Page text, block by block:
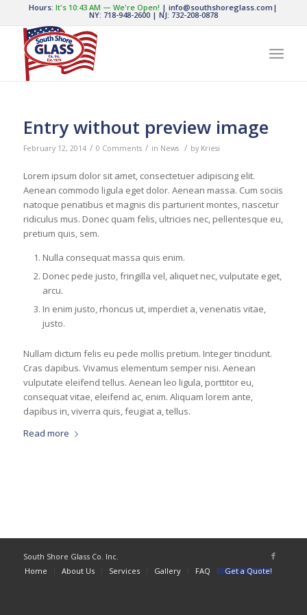
Hours:It's 10:43 AM —We're Open! |info@southshoreglass.com |
NY: 718-948-2600| NJ: 732-208-0878
Entry without preview image
February 12, 2014 / 0 Comments / in News / by Kriesi
Lorem ipsum dolor sit amet, consectetuer adipiscing elit.
Aenean commodo ligula eget dolor. Aenean massa. Cum sociis
natoque penatibus et magnis dis parturient montes, nascetur
ridiculus mus. Donec quam felis, ultricies nec, pellentesque eu,
pretium quis, sem.
Nulla consequat massa quis enim.
Donec pede justo, fringilla vel, aliquet nec, vulputate eget,
arcu.
In enim justo, rhoncus ut, imperdiet a, venenatis vitae,
justo.
Nullam dictum felis eu pede mollis pretium. Integer tincidunt.
Cras dapibus. Vivamus elementum semper nisi. Aenean
vulputate eleifend tellus. Aenean leo ligula, porttitor eu,
consequat vitae, eleifend ac, enim. Aliquam lorem ante,
dapibus in, viverra quis, feugiat a, tellus.
Read more
South Shore Glass Co. Inc.
Home
About Us Services Gallery FAQ Get a Quote!